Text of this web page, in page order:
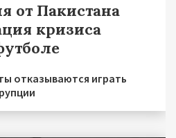
от Пакистана
кризиса
отказываются играть